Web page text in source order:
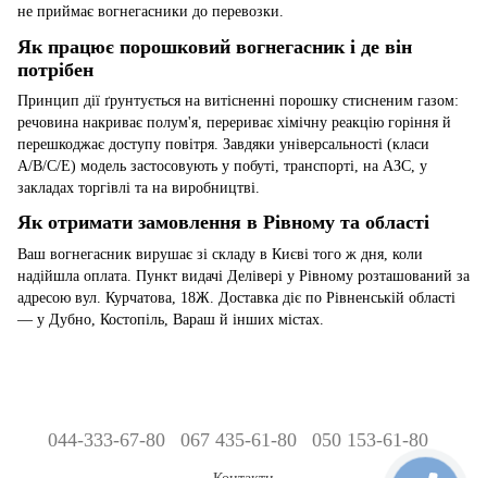
не приймає вогнегасники до перевозки.
Як працює порошковий вогнегасник і де він
потрібен
Принцип дії ґрунтується на витісненні порошку стисненим газом:
речовина накриває полум'я, перериває хімічну реакцію горіння й
перешкоджає доступу повітря. Завдяки універсальності (класи
A/B/C/E) модель застосовують у побуті, транспорті, на АЗС, у
закладах торгівлі та на виробництві.
Як отримати замовлення в Рівному та області
Ваш вогнегасник вирушає зі складу в Києві того ж дня, коли
надійшла оплата. Пункт видачі Делівері у Рівному розташований за
адресою вул. Курчатова, 18Ж. Доставка діє по Рівненській області
— у Дубно, Костопіль, Вараш й інших містах.
044-333-67-80 067 435-61-80 050 153-61-80